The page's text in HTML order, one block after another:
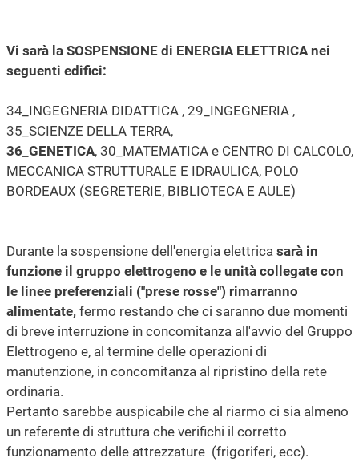
Vi sarà la SOSPENSIONE di ENERGIA ELETTRICA nei
seguenti edifici:
34_INGEGNERIA DIDATTICA , 29_INGEGNERIA ,
35_SCIENZE DELLA TERRA,
36_GENETICA, 30_MATEMATICA e CENTRO DI CALCOLO,
MECCANICA STRUTTURALE E IDRAULICA, POLO
BORDEAUX (SEGRETERIE, BIBLIOTECA E AULE)
Durante la sospensione dell'energia elettrica sarà in
funzione il gruppo elettrogeno e le unità collegate con
le linee preferenziali ("prese rosse") rimarranno
alimentate,fermo restando che ci saranno due momenti
di breve interruzione in concomitanza all'avvio del Gruppo
Elettrogeno e, al termine delle operazioni di
manutenzione, in concomitanza al ripristino della rete
ordinaria.
Pertanto sarebbe auspicabile che al riarmo ci sia almeno
un referente di struttura che verifichi il corretto
funzionamento delle attrezzature (frigoriferi, ecc).